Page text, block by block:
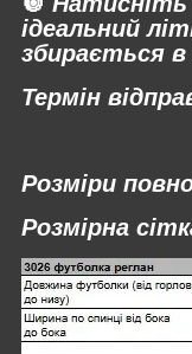
ідеальний
збирається в
Термін
Розміри
Розмірна